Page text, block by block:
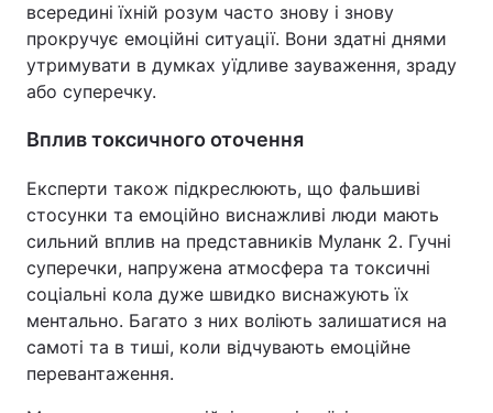
всередині їхній розум часто знову і знову
прокручує емоційні ситуації. Вони здатні днями
утримувати в думках уїдливе зауваження, зраду
або суперечку.
Вплив токсичного оточення
Експерти також підкреслюють, що фальшиві
стосунки та емоційно виснажливі люди мають
сильний вплив на представників Муланк 2. Гучні
суперечки, напружена атмосфера та токсичні
соціальні кола дуже швидко виснажують їх
ментально. Багато з них воліють залишатися на
самоті та в тиші, коли відчувають емоційне
перевантаження.